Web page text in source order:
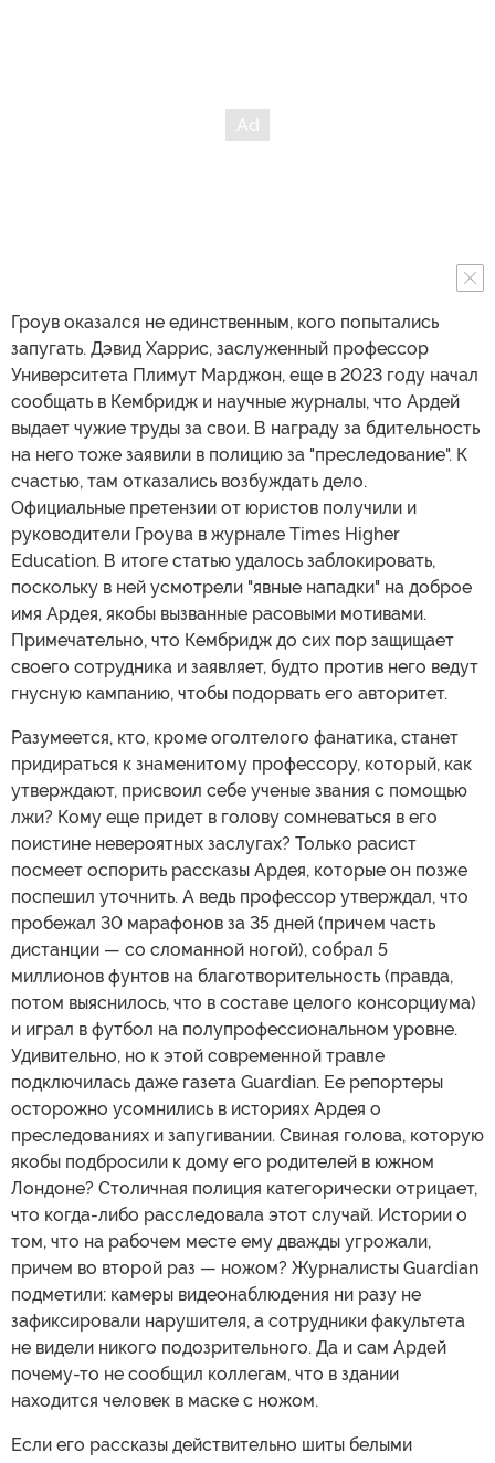
Гроув оказался не единственным, кого попытались
запугать. Дэвид Харрис, заслуженный профессор
Университета Плимут Марджон, еще в 2023 году начал
сообщать в Кембридж и научные журналы, что Ардей
выдает чужие труды за свои. В награду за бдительность
на него тоже заявили в полицию за "преследование". К
счастью, там отказались возбуждать дело.
Официальные претензии от юристов получили и
руководители Гроува в журнале Times Higher
Education. В итоге статью удалось заблокировать,
поскольку в ней усмотрели "явные нападки" на доброе
имя Ардея, якобы вызванные расовыми мотивами.
Примечательно, что Кембридж до сих пор защищает
своего сотрудника и заявляет, будто против него ведут
гнусную кампанию, чтобы подорвать его авторитет.
Разумеется, кто, кроме оголтелого фанатика, станет
придираться к знаменитому профессору, который, как
утверждают, присвоил себе ученые звания с помощью
лжи? Кому еще придет в голову сомневаться в его
поистине невероятных заслугах? Только расист
посмеет оспорить рассказы Ардея, которые он позже
поспешил уточнить. А ведь профессор утверждал, что
пробежал 30 марафонов за 35 дней (причем часть
дистанции — со сломанной ногой), собрал 5
миллионов фунтов на благотворительность (правда,
потом выяснилось, что в составе целого консорциума)
и играл в футбол на полупрофессиональном уровне.
Удивительно, но к этой современной травле
подключилась даже газета Guardian. Ее репортеры
осторожно усомнились в историях Ардея о
преследованиях и запугивании. Свиная голова, которую
якобы подбросили к дому его родителей в южном
Лондоне? Столичная полиция категорически отрицает,
что когда-либо расследовала этот случай. Истории о
том, что на рабочем месте ему дважды угрожали,
причем во второй раз — ножом? Журналисты Guardian
подметили: камеры видеонаблюдения ни разу не
зафиксировали нарушителя, а сотрудники факультета
не видели никого подозрительного. Да и сам Ардей
почему-то не сообщил коллегам, что в здании
находится человек в маске с ножом.
Если его рассказы действительно шиты белыми